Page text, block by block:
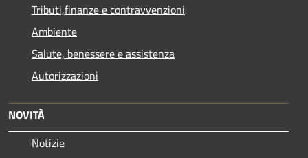
Tributi,finanze e contravvenzioni
Ambiente
Salute, benessere e assistenza
Autorizzazioni
NOVITÀ
Notizie